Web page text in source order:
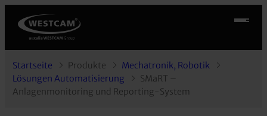
Startseite Produkte
Mechatronik, Robotik
Lösungen Automatisierung
SMaRT –
Anlagenmonitoring und Reporting-System